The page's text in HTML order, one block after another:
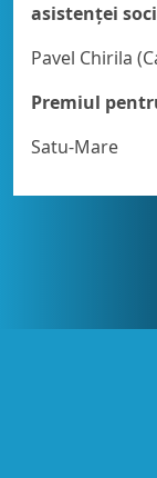
asistenţei
Pavel Chirila
Premiul
Satu-Mare